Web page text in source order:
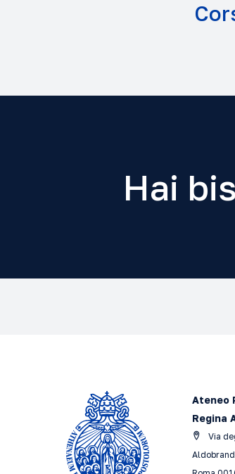
Hai
Ateneo
Regina
Via